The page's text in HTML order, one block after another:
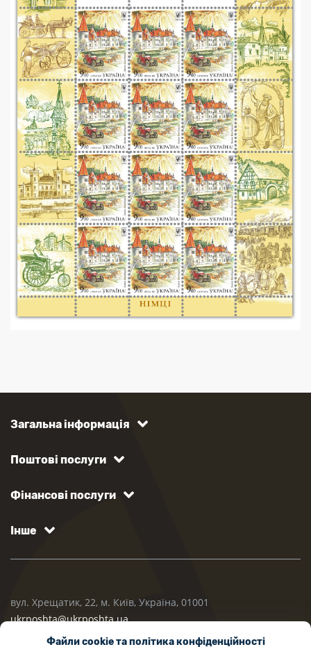
Файли cookie та політика конфіденційності
Загальна інформація
Поштові послуги
Фінансові послуги
Інше
вул. Хрещатик, 22, м. Київ, Україна, 01001
ukrposhta@ukrposhta.ua